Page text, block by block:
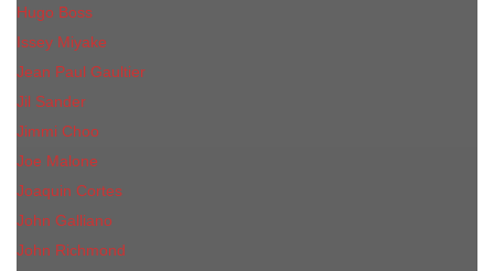
Hugo Boss
Issey Miyake
Jean Paul Gaultier
Jil Sander
Jimmi Choo
Jое Malоnе
Joaquin Cortes
John Galliano
John Richmond